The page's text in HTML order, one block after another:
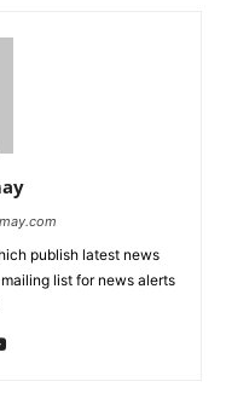
publish latest news
list for news alerts